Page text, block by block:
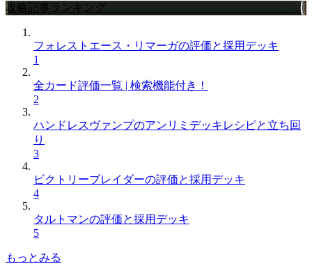
攻略記事ランキング
フォレストエース・リマーガの評価と採用デッキ
1
全カード評価一覧 | 検索機能付き！
2
ハンドレスヴァンプのアンリミデッキレシピと立ち回
り
3
ビクトリーブレイダーの評価と採用デッキ
4
タルトマンの評価と採用デッキ
5
もっとみる